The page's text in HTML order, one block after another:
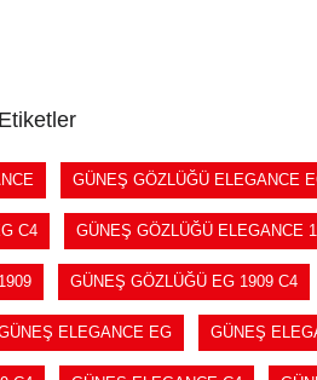
Etiketler
GÜNEŞ GÖZLÜĞÜ ELEGANCE
C4 GÜNEŞ GÖZLÜĞÜ ELEGANCE
GÜNEŞ GÖZLÜĞÜ EG 1909 C4
ELEGANCE EG GÜNEŞ